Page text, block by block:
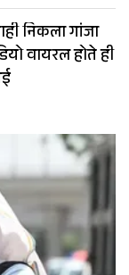
निकला गांजा
वायरल होते ही